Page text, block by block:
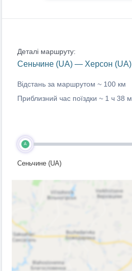
Деталі маршруту:
Сеньчине (UA) — Херсон (UA)
Відстань за маршрутом ~ 100 км
Приблизний час поїздки ~ 1 ч 38 м
A
Сеньчине (UA)